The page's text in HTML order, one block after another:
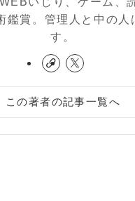
鑑賞。管理人と中の人
す。
この著者の記事一覧へ